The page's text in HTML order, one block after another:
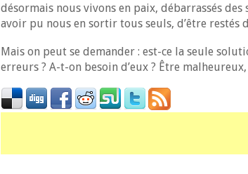
désormais nous vivons en paix, débarrassés
avoir pu nous en sortir tous seuls, d’être restés
Mais on peut se demander : est-ce la seule
erreurs ? A-t-on besoin d’eux ? Être